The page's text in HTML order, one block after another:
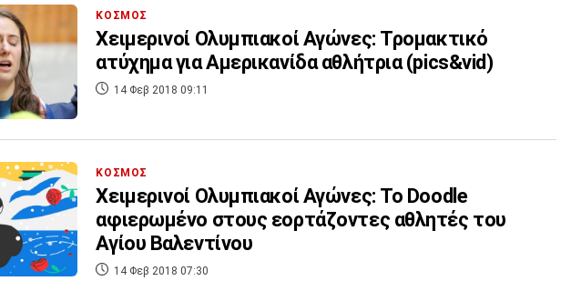
ΚΟΣΜΟΣ
Χειμερινοί Ολυμπιακοί Αγώνες: Τρομακτικό
ατύχημα για Αμερικανίδα αθλήτρια (pics&vid)
14 Φεβ 2018 09:11
ΚΟΣΜΟΣ
Χειμερινοί Ολυμπιακοί Αγώνες: Το Doodle
αφιερωμένο στους εορτάζοντες αθλητές του
Αγίου Βαλεντίνου
14 Φεβ 2018 07:30